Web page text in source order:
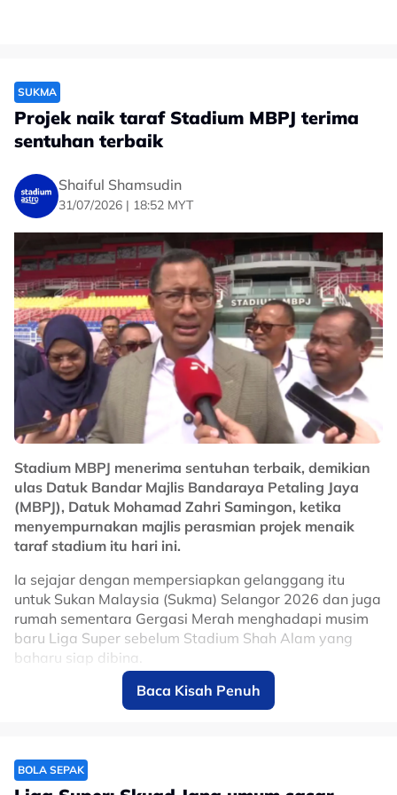
SUKMA
Projek naik taraf Stadium MBPJ terima
sentuhan terbaik
Shaiful Shamsudin
31/07/2026 | 18:52 MYT
Stadium MBPJ menerima sentuhan terbaik, demikian
ulas Datuk Bandar Majlis Bandaraya Petaling Jaya
(MBPJ), Datuk Mohamad Zahri Samingon, ketika
menyempurnakan majlis perasmian projek menaik
taraf stadium itu hari ini.
Ia sejajar dengan mempersiapkan gelanggang itu
untuk Sukan Malaysia (Sukma) Selangor 2026 dan juga
rumah sementara Gergasi Merah menghadapi musim
baru Liga Super sebelum Stadium Shah Alam yang
baharu siap dibina.
"MBPJ menyokong penuh apa jua inisiatif, apa lagi
menjadi gelanggang untuk Gergasi Merah sementara
"Pujian buat kontraktor yang memastikan trek ini cantik
Baca Kisah Penuh
BOLA SEPAK